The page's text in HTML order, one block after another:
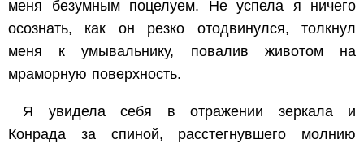
меня безумным поцелуем. Не успела я ничего
осознать, как он резко отодвинулся, толкнул
меня к умывальнику, повалив животом на
мраморную поверхность.
Я увидела себя в отражении зеркала и
Конрада за спиной, расстегнувшего молнию